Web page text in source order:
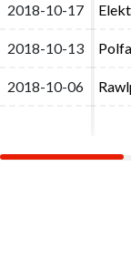
2018-10-17
2018-10-13
2018-10-06
2018-10-17
2018-10-13
2018-10-06